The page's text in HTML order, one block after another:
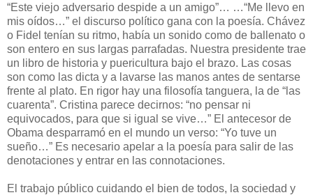
“Este viejo adversario despide a un amigo”… …“Me llevo en
mis oídos…” el discurso político gana con la poesía. Chávez
o Fidel tenían su ritmo, había un sonido como de ballenato o
son entero en sus largas parrafadas. Nuestra presidente trae
un libro de historia y puericultura bajo el brazo. Las cosas
son como las dicta y a lavarse las manos antes de sentarse
frente al plato. En rigor hay una filosofía tanguera, la de “las
cuarenta”. Cristina parece decirnos: “no pensar ni
equivocados, para que si igual se vive…” El antecesor de
Obama desparramó en el mundo un verso: “Yo tuve un
sueño…” Es necesario apelar a la poesía para salir de las
denotaciones y entrar en las connotaciones.
El trabajo público cuidando el bien de todos, la sociedad y